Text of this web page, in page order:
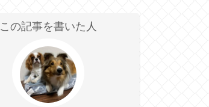
この記事を書いた人